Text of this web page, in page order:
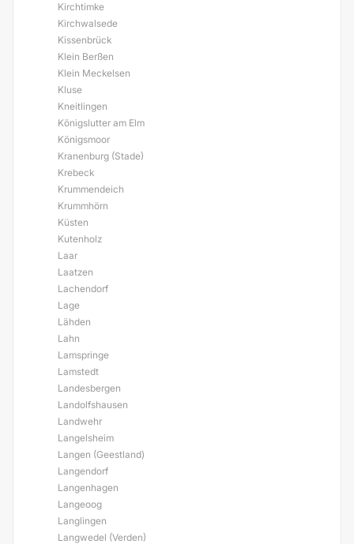
Kirchtimke
Kirchwalsede
Kissenbrück
Klein Berßen
Klein Meckelsen
Kluse
Kneitlingen
Königslutter am Elm
Königsmoor
Kranenburg (Stade)
Krebeck
Krummendeich
Krummhörn
Küsten
Kutenholz
Laar
Laatzen
Lachendorf
Lage
Lähden
Lahn
Lamspringe
Lamstedt
Landesbergen
Landolfshausen
Landwehr
Langelsheim
Langen (Geestland)
Langendorf
Langenhagen
Langeoog
Langlingen
Langwedel (Verden)